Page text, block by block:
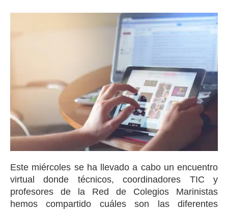
Este miércoles se ha llevado a cabo un encuentro
virtual donde técnicos, coordinadores TIC y
profesores de la Red de Colegios Marinistas
hemos compartido cuáles son las diferentes